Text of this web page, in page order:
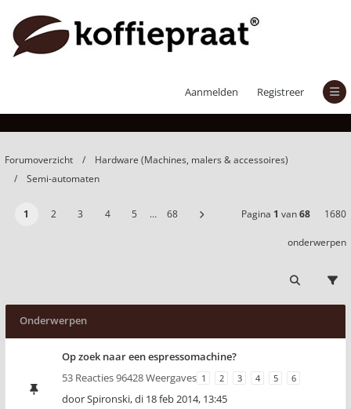
Aanmelden Registreer
Forumoverzicht
Hardware (Machines, malers & accessoires)
Semi-automaten
1 2 3 4 5 … 68 Pagina 1 van68 1680
onderwerpen
Onderwerpen
Op zoek naar een espressomachine?
53 Reacties 96428 Weergaves 1 2 3 4 5 6
doorSpironski,di 18 feb 2014, 13:45